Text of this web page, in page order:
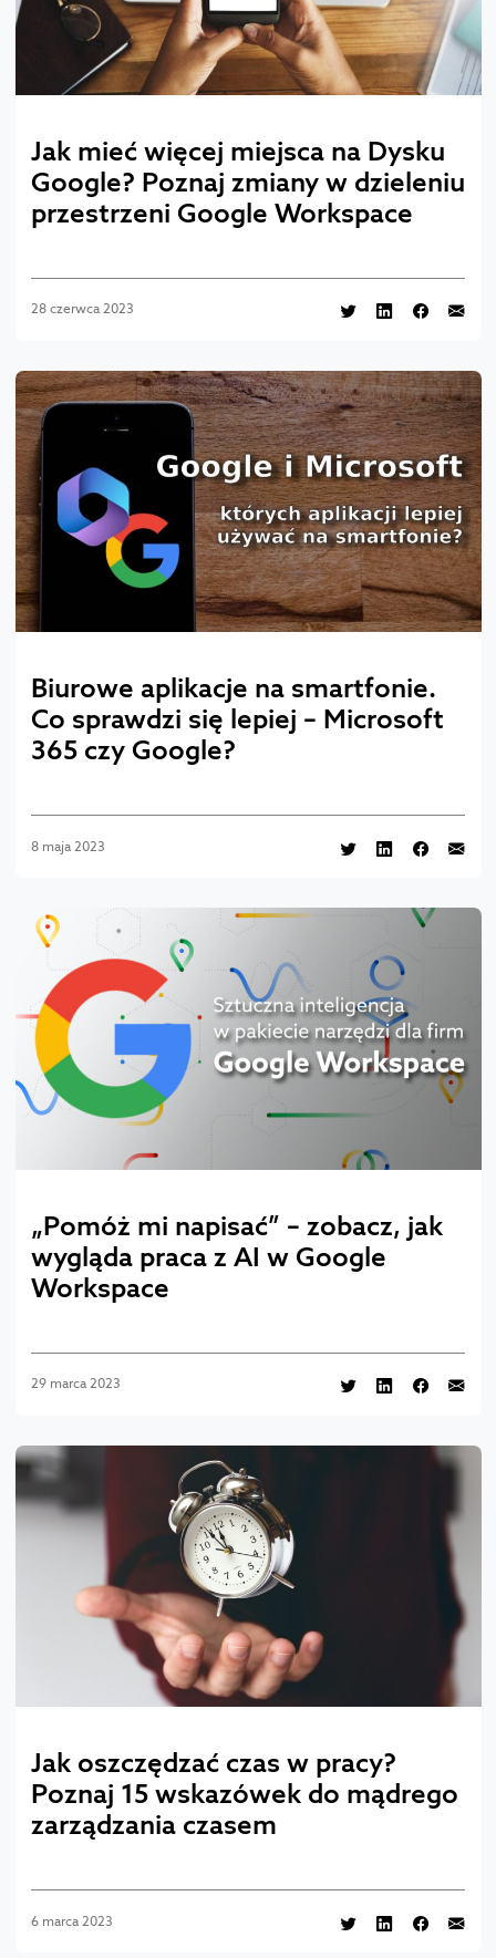
Jak mieć więcej miejsca na Dysku
Google? Poznaj zmiany w dzieleniu
przestrzeni Google Workspace
28 czerwca 2023
Biurowe aplikacje na smartfonie.
Co sprawdzi się lepiej – Microsoft
365 czy Google?
8 maja 2023
„Pomóż mi napisać” – zobacz, jak
wygląda praca z AI w Google
Workspace
29 marca 2023
Jak oszczędzać czas w pracy?
Poznaj 15 wskazówek do mądrego
zarządzania czasem
6 marca 2023